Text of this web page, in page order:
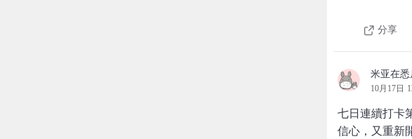
分享
米亚在悉
10月17日
七日連續打卡
信心，又重新